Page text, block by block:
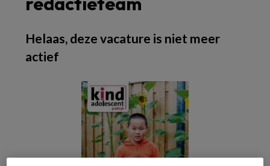
Helaas, deze vacature is niet meer
actief